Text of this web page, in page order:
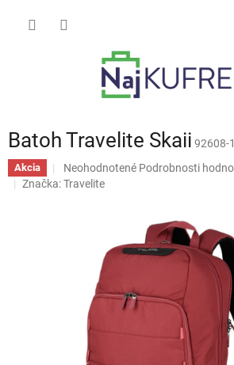
Batoh Travelite Skaii 92608-
Akcia
Priemerné
hodnotenie
hviezdičiek.
Neohodnotené Podrobnosti
Značka:Travelite